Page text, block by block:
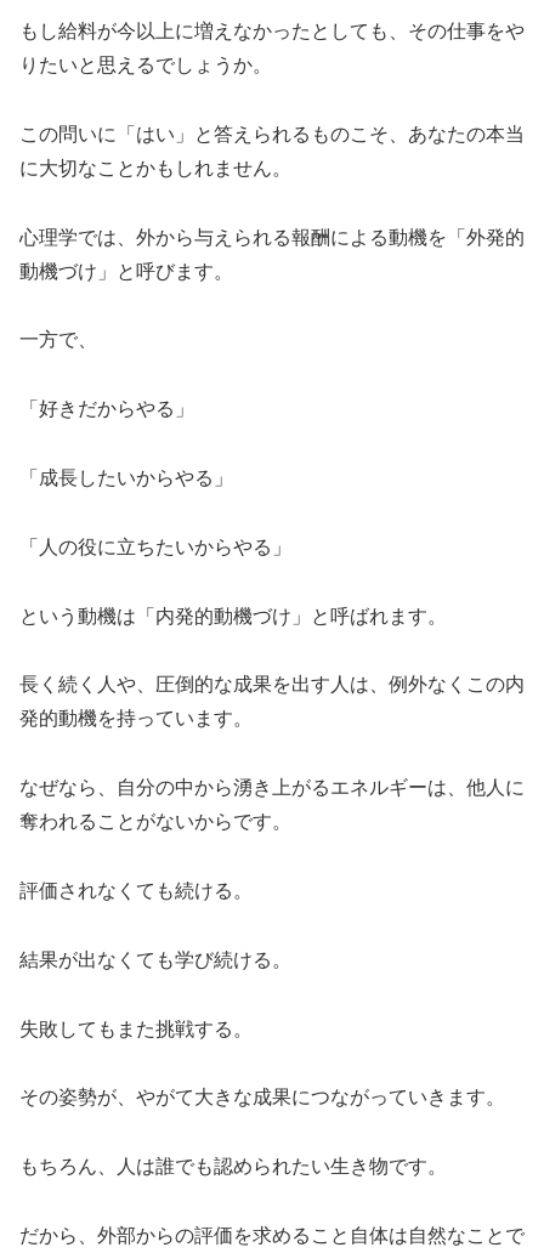
もし給料が今以上に増えなかったとしても、その仕事をや
りたいと思えるでしょうか。
この問いに「はい」と答えられるものこそ、あなたの本当
に大切なことかもしれません。
心理学では、外から与えられる報酬による動機を「外発的
動機づけ」と呼びます。
一方で、
「好きだからやる」
「成長したいからやる」
「人の役に立ちたいからやる」
という動機は「内発的動機づけ」と呼ばれます。
長く続く人や、圧倒的な成果を出す人は、例外なくこの内
発的動機を持っています。
なぜなら、自分の中から湧き上がるエネルギーは、他人に
奪われることがないからです。
評価されなくても続ける。
結果が出なくても学び続ける。
失敗してもまた挑戦する。
その姿勢が、やがて大きな成果につながっていきます。
もちろん、人は誰でも認められたい生き物です。
だから、外部からの評価を求めること自体は自然なことで